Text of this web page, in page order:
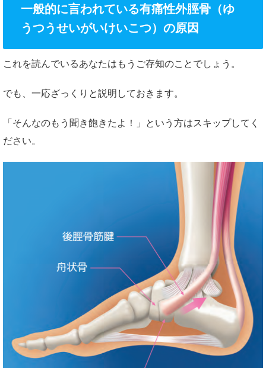
一般的に言われている有痛性外脛骨（ゆ
うつうせいがいけいこつ）の原因
これを読んでいるあなたはもうご存知のことでしょう。
でも、一応ざっくりと説明しておきます。
「そんなのもう聞き飽きたよ！」という方はスキップしてく
ださい。